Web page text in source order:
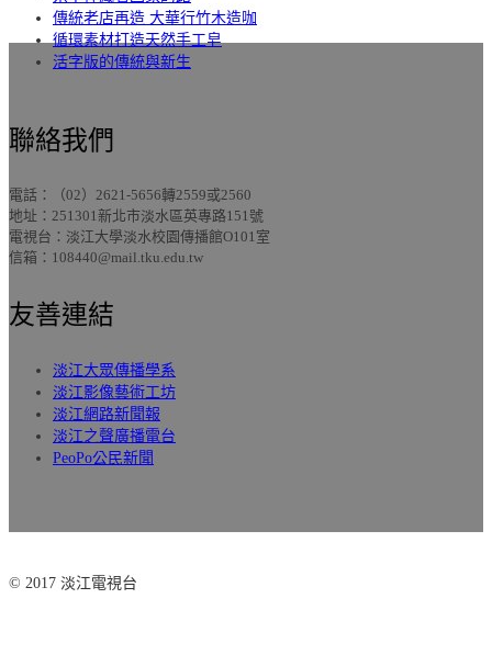
傳統老店再造 大華行竹木造咖
循環素材打造天然手工皂
活字版的傳統與新生
聯絡我們
電話：（02）2621-5656轉2559或2560
地址：251301新北市淡水區英專路151號
電視台：淡江大學淡水校園傳播館O101室
信箱：108440@mail.tku.edu.tw
友善連結
淡江大眾傳播學系
淡江影像藝術工坊
淡江網路新聞報
淡江之聲廣播電台
PeoPo公民新聞
© 2017 淡江電視台